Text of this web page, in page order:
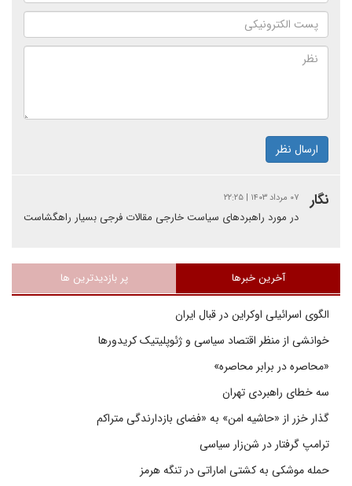
ارسال نظر
نگار ۰۷ مرداد ۱۴۰۳ | ۲۲:۲۵
در مورد راهبردهای سیاست خارجی مقالات فرجی بسیار راهگشاست
آخرین خبرها پر بازدیدترین ها
الگوی اسرائیلی اوکراین در قبال ایران
خوانشی از منظر اقتصاد سیاسی و ژئوپلیتیک کریدورها
«محاصره در برابر محاصره»
سه خطای راهبردی تهران
گذار خزر از «حاشیه امن» به «فضای بازدارندگی متراکم
ترامپ گرفتار در شن‌زار سیاسی
حمله موشکی به کشتی اماراتی در تنگه هرمز